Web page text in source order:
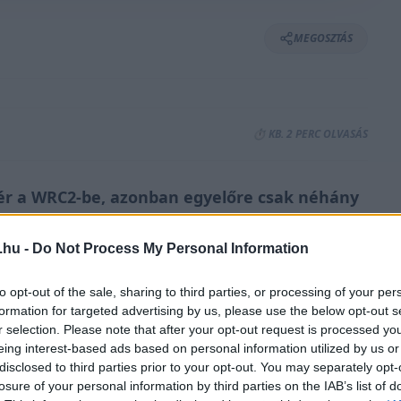
- Do Not Process My Personal Information
opt-out of the sale, sharing to third parties, or processing of your
for targeted advertising by us, please use the below opt-out
selection. Please note that after your opt-out request is processed
interest-based ads based on personal information utilized by us
to third parties prior to your opt-out. You may separately
of your personal information by third parties on the IAB’s list of
MEGOSZTÁS
⏱️ KB. 2 PERC OLVASÁS
a WRC2-be, azonban egyelőre csak néhány
tér vissza a Toksporthoz, ahol ismét
ben.
Rallyn indítja egyelőre néhány futamból álló
nem számol bajnoki címmel.